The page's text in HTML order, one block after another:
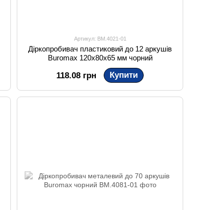
Артикул: BM.4021-01
Діркопробивач пластиковий до 12 аркушів
Buromax 120х80х65 мм чорний
118.08 грн Купити